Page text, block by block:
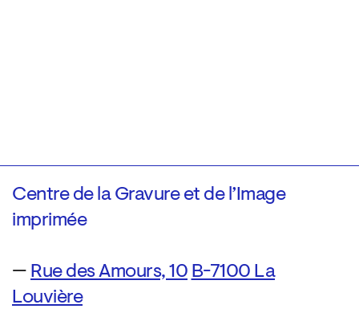
Centre de la Gravure et de l’Image
imprimée
— Rue des Amours, 10 B-7100 La
Louvière